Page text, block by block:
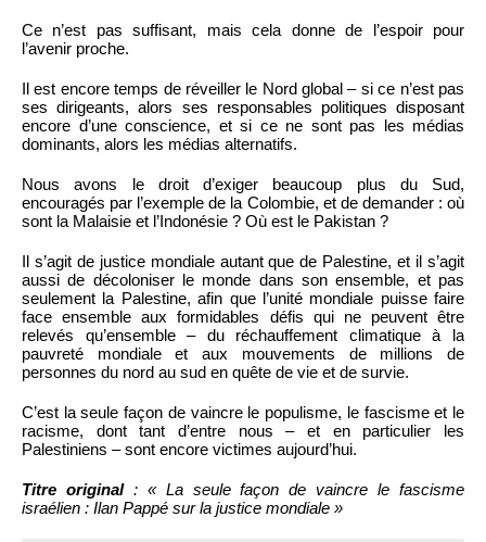
Ce n’est pas suffisant, mais cela donne de l’espoir pour
l’avenir proche.
Il est encore temps de réveiller le Nord global – si ce n’est pas
ses dirigeants, alors ses responsables politiques disposant
encore d’une conscience, et si ce ne sont pas les médias
dominants, alors les médias alternatifs.
Nous avons le droit d’exiger beaucoup plus du Sud,
encouragés par l’exemple de la Colombie, et de demander : où
sont la Malaisie et l’Indonésie ? Où est le Pakistan ?
Il s’agit de justice mondiale autant que de Palestine, et il s’agit
aussi de décoloniser le monde dans son ensemble, et pas
seulement la Palestine, afin que l’unité mondiale puisse faire
face ensemble aux formidables défis qui ne peuvent être
relevés qu’ensemble – du réchauffement climatique à la
pauvreté mondiale et aux mouvements de millions de
personnes du nord au sud en quête de vie et de survie.
C’est la seule façon de vaincre le populisme, le fascisme et le
racisme, dont tant d’entre nous – et en particulier les
Palestiniens – sont encore victimes aujourd’hui.
Titre original: « La seule façon de vaincre le fascisme
israélien : Ilan Pappé sur la justice mondiale »